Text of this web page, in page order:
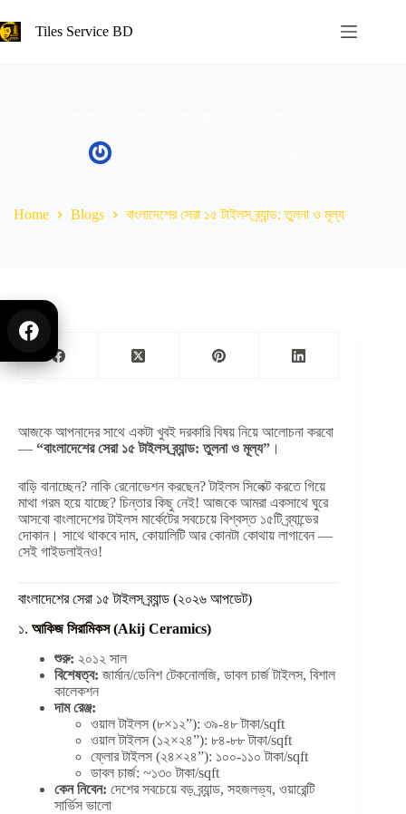
Tiles Service BD
Home Blogs বাংলাদেশের সেরা ১৫ টাইলস ব্র্যান্ড: তুলনা ও মূল্য
আজকে আপনাদের সাথে একটা খুবই দরকারি বিষয় নিয়ে আলোচনা করবো
— “বাংলাদেশের সেরা ১৫ টাইলস ব্র্যান্ড: তুলনা ও মূল্য” ।
বাড়ি বানাচ্ছেন? নাকি রেনোভেশন করছেন? টাইলস সিলেক্ট করতে গিয়ে
মাথা গরম হয়ে যাচ্ছে? চিন্তার কিছু নেই! আজকে আমরা একসাথে ঘুরে
আসবো বাংলাদেশের টাইলস মার্কেটের সবচেয়ে বিশ্বস্ত ১৫টি ব্র্যান্ডের
দোকান। সাথে থাকবে দাম, কোয়ালিটি আর কোনটা কোথায় লাগাবেন —
সেই গাইডলাইনও!
বাংলাদেশের সেরা ১৫ টাইলস ব্র্যান্ড (২০২৬ আপডেট)
১. আকিজ সিরামিকস (Akij Ceramics)
শুরু: ২০১২ সাল
বিশেষত্ব: জার্মান/ডেনিশ টেকনোলজি, ডাবল চার্জ টাইলস, বিশাল
কালেকশন
দাম রেঞ্জ:
ওয়াল টাইলস (৮×১২”): ৩৯-৪৮ টাকা/sqft
ওয়াল টাইলস (১২×২৪”): ৮৪-৮৮ টাকা/sqft
ফ্লোর টাইলস (২৪×২৪”): ১০০-১১০ টাকা/sqft
ডাবল চার্জ: ~১৩০ টাকা/sqft
কেন নিবেন: দেশের সবচেয়ে বড় ব্র্যান্ড, সহজলভ্য, ওয়ারেন্টি
সার্ভিস ভালো